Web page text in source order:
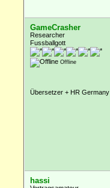
GameCrasher
Researcher
Fussballgott
Offline
Übersetzer + HR Germany
hassi